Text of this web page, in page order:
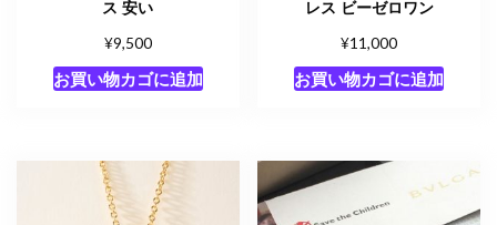
ス 安い
¥9,500
お買い物カゴに追加
レス ビーゼロワン
¥11,000
お買い物カゴに追加